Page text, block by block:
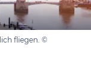
fliegen. ©